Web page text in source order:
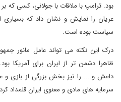
بود. ترامپ با ملاقات با جولانی، کسی که
عریان را نمایش و نشان داد که بسیاری
سیاست بوده است.
درک این نکته می تواند عامل مانور
ظاهرا دشمن تر از ایران برای آمریکا
داعش و.... را نیز بخش بزرگی از بازی و
سرمایه های مادی و معنوی ایران قلمداد